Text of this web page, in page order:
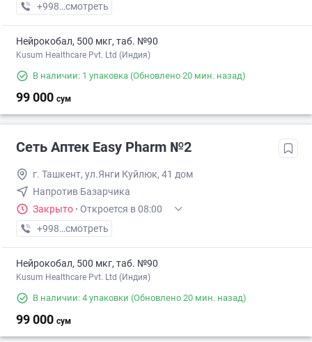
+998 (94) XXX-XX-XX
смотреть
Нейрокобал, 500 мкг, таб. №90
Kusum Healthcare Pvt. Ltd (Индия)
В наличии: 1 упаковка (Обновлено 20 мин. назад)
99 000 сум
Сеть Аптек Easy Pharm №2
г. Ташкент, ул.Янги Куйлюк, 41 дом
Напротив Базарчика
Закрыто · Откроется в 08:00
+998 (97) XXX-XX-XX
смотреть
Нейрокобал, 500 мкг, таб. №90
Kusum Healthcare Pvt. Ltd (Индия)
В наличии: 4 упаковки (Обновлено 20 мин. назад)
99 000 сум